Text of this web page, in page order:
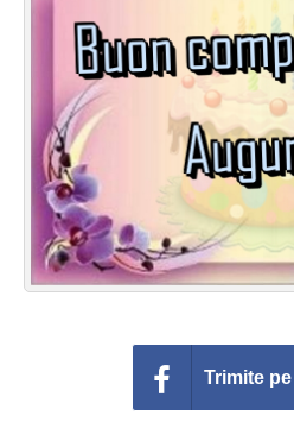
Felicitari zile saptamana
Felicitari muzicale
Felicitari muzicale personalizate
Felicitari animate
Invitatii personalizate
Trimite